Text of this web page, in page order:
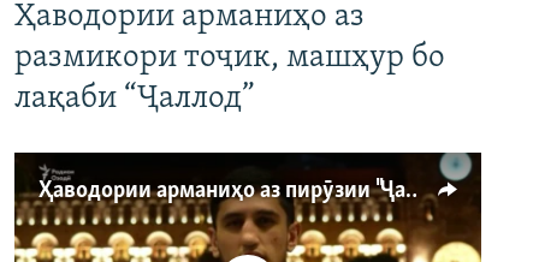
Ҳаводории арманиҳо аз
размикори тоҷик, машҳур бо
лақаби “Ҷаллод”
Ҳаводории арманиҳо аз пирӯзии "Ҷаллод"-и тоҷик